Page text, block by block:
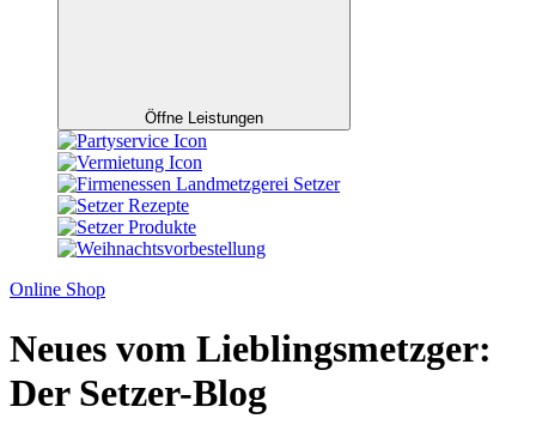
Öffne Leistungen
Online Shop
Neues vom Lieblingsmetzger:
Der Setzer-Blog